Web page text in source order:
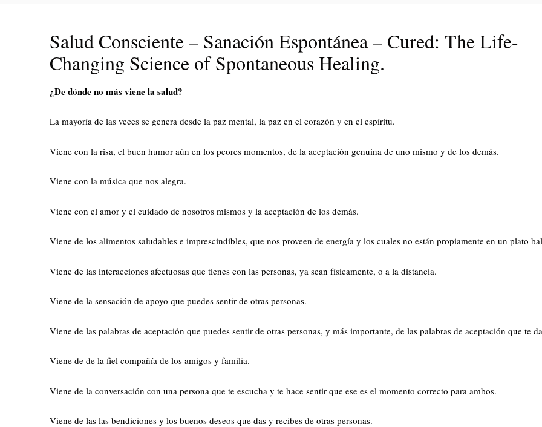
Salud Consciente – Sanación Espontánea – Cured: The Life-
Changing Science of Spontaneous Healing.
¿De dónde no más viene la salud?
La mayoría de las veces se genera desde la paz mental, la paz en el corazón y en el espíritu.
Viene con la risa, el buen humor aún en los peores momentos, de la aceptación genuina de uno mismo y de los demás.
Viene con la música que nos alegra.
Viene con el amor y el cuidado de nosotros mismos y la aceptación de los demás.
Viene de los alimentos saludables e imprescindibles, que nos proveen de energía y los cuales no están propiamente en un plato
Viene de las interacciones afectuosas que tienes con las personas, ya sean físicamente, o a la distancia.
Viene de la sensación de apoyo que puedes sentir de otras personas.
Viene de las palabras de aceptación que puedes sentir de otras personas, y más importante, de las palabras de aceptación que te
Viene de de la fiel compañía de los amigos y familia.
Viene de la conversación con una persona que te escucha y te hace sentir que ese es el momento correcto para ambos.
Viene de las las bendiciones y los buenos deseos que das y recibes de otras personas.